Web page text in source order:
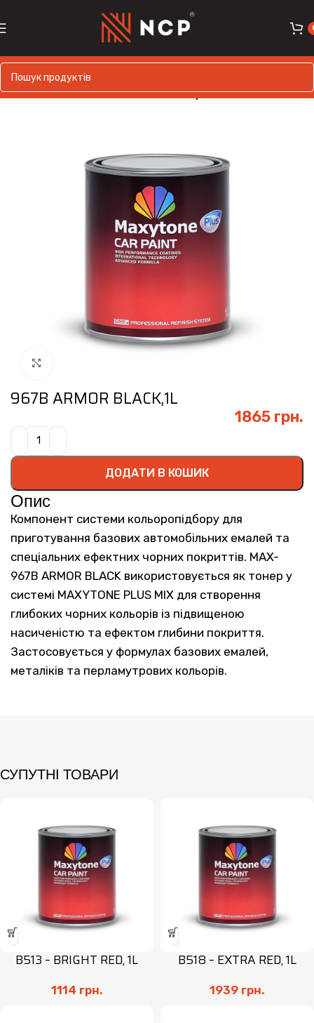
Головна MAXYTONE Maxytone PLUS
967B ARMOR BLACK,1L
1865 грн.
ДОДАТИ В КОШИК
Опис
Компонент системи кольоропідбору для
приготування базових автомобільних емалей та
спеціальних ефектних чорних покриттів. MAX-
967B ARMOR BLACK використовується як тонер у
системі MAXYTONE PLUS MIX для створення
глибоких чорних кольорів із підвищеною
насиченістю та ефектом глибини покриття.
Застосовується у формулах базових емалей,
металіків та перламутрових кольорів.
СУПУТНІ ТОВАРИ
B513 – BRIGHT RED, 1L
1114 грн.
B518 – EXTRA RED, 1L
1939 грн.